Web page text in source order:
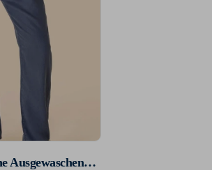
Umweltfreundliche Ausgewaschene Damenhose Aus Lyocell